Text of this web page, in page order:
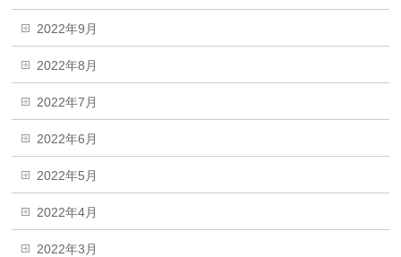
2022年9月
2022年8月
2022年7月
2022年6月
2022年5月
2022年4月
2022年3月